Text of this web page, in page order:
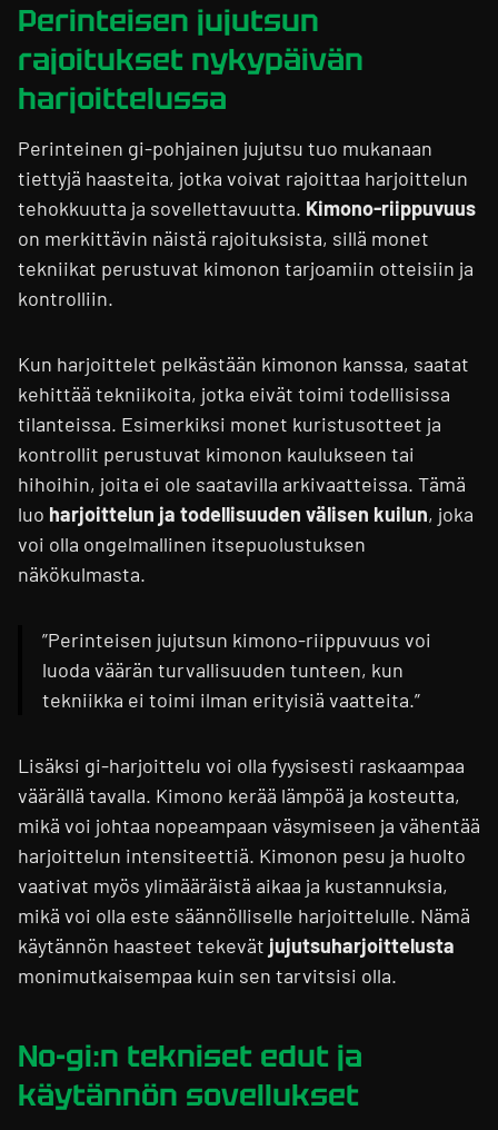
Perinteisen jujutsun
rajoitukset nykypäivän
harjoittelussa
Perinteinen gi-pohjainen jujutsu tuo mukanaan
tiettyjä haasteita, jotka voivat rajoittaa harjoittelun
tehokkuutta ja sovellettavuutta. Kimono-riippuvuus
on merkittävin näistä rajoituksista, sillä monet
tekniikat perustuvat kimonon tarjoamiin otteisiin ja
kontrolliin.
Kun harjoittelet pelkästään kimonon kanssa, saatat
kehittää tekniikoita, jotka eivät toimi todellisissa
tilanteissa. Esimerkiksi monet kuristusotteet ja
kontrollit perustuvat kimonon kaulukseen tai
hihoihin, joita ei ole saatavilla arkivaatteissa. Tämä
luo harjoittelun ja todellisuuden välisen kuilun, joka
voi olla ongelmallinen itsepuolustuksen
näkökulmasta.
”Perinteisen jujutsun kimono-riippuvuus voi
luoda väärän turvallisuuden tunteen, kun
tekniikka ei toimi ilman erityisiä vaatteita.”
Lisäksi gi-harjoittelu voi olla fyysisesti raskaampaa
väärällä tavalla. Kimono kerää lämpöä ja kosteutta,
mikä voi johtaa nopeampaan väsymiseen ja vähentää
harjoittelun intensiteettiä. Kimonon pesu ja huolto
vaativat myös ylimääräistä aikaa ja kustannuksia,
mikä voi olla este säännölliselle harjoittelulle. Nämä
käytännön haasteet tekevät jujutsuharjoittelusta
monimutkaisempaa kuin sen tarvitsisi olla.
No-gi:n tekniset edut ja
käytännön sovellukset